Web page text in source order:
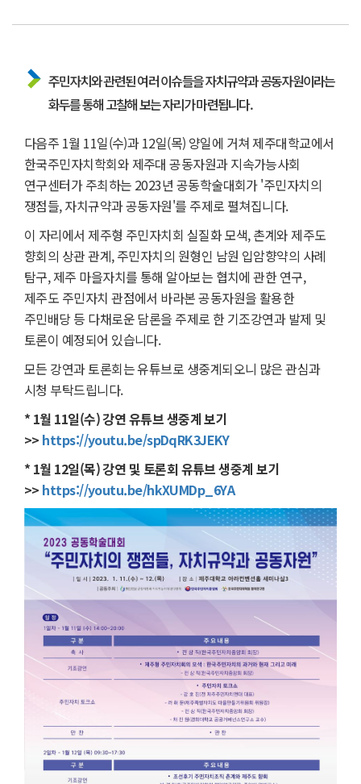
주민자치와 관련된 여러 이슈들을 자치규약과 공동자원이라는
화두를 통해 고찰해 보는 자리가 마련됩니다.
다음주 1월 11일(수)과 12일(목) 양일에 거쳐 제주대학교에서
한국주민자치학회와 제주대 공동자원과 지속가능사회
연구센터가 주최하는 2023년 공동학술대회가 '주민자치의
쟁점들, 자치규약과 공동자원'를 주제로 펼쳐집니다.
이 자리에서 제주형 주민자치회 실질화 모색, 촌계와 제주도
향회의 상관 관계, 주민자치의 원형인 남원 입암향약의 사례
탐구, 제주 마을자치를 통해 알아보는 협치에 관한 연구,
제주도 주민자치 관점에서 바라본 공동자원을 활용한
주민배당 등 다채로운 담론을 주제로 한 기조강연과 발제 및
토론이 예정되어 있습니다.
모든 강연과 토론회는 유튜브로 생중계되오니 많은 관심과
시청 부탁드립니다.
* 1월 11일(수) 강연 유튜브 생중계 보기
>> https://youtu.be/spDqRK3JEKY
* 1월 12일(목) 강연 및 토론회 유튜브 생중계 보기
>> https://youtu.be/hkXUMDp_6YA